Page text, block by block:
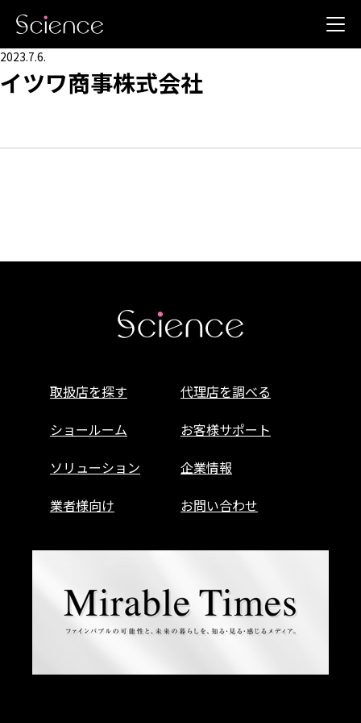
2023.7.6.
イツワ商事株式会社
取扱店を探す
代理店を調べる
ショールーム
お客様サポート
ソリューション
企業情報
業者様向け
お問い合わせ